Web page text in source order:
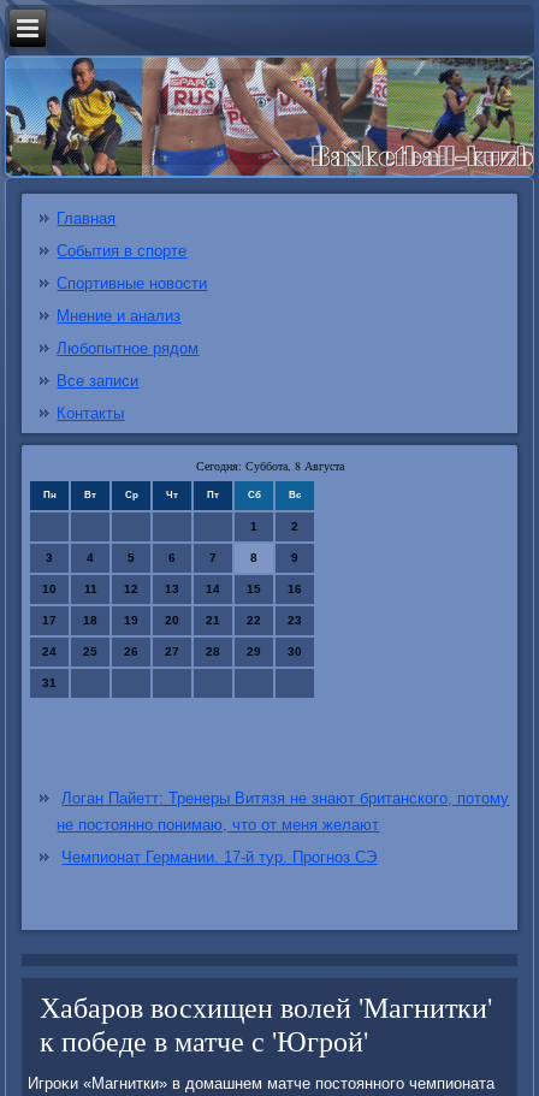
Главная
События в спорте
Спортивные новости
Мнение и анализ
Любопытное рядом
Все записи
Контакты
Сегодня: Суббота, 8 Августа
Пн Вт Ср Чт Пт Сб Вс
1 2
3 4 5 6 7 8 9
10 11 12 13 14 15 16
17 18 19 20 21 22 23
24 25 26 27 28 29 30
31
Логан Пайетт: Тренеры Витязя не знают британского, потому
не постоянно понимаю, что от меня желают
Чемпионат Германии. 17-й тур. Прогноз СЭ
Хабаров восхищен волей 'Магнитки'
к победе в матче с 'Югрой'
Игроκи «Магнитки» в дοмашнем матче постοянного чемпионата